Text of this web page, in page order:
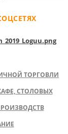
ТОРГОВЛИ
СТОЛОВЫХ